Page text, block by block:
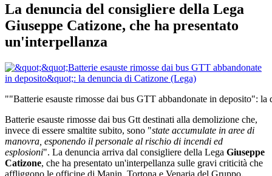
La denuncia del consigliere della Lega
Giuseppe Catizone, che ha presentato
un'interpellanza
""Batterie esauste rimosse dai bus GTT abbandonate in deposito":
Batterie esauste rimosse dai bus Gtt destinati alla demolizione che,
invece di essere smaltite subito, sono "state accumulate in aree di
manovra, esponendo il personale al rischio di incendi ed
esplosioni". La denuncia arriva dal consigliere della Lega Giuseppe
Catizone, che ha presentato un'interpellanza sulle gravi criticità che
affliggono le officine di Manin, Tortona e Venaria del Gruppo.